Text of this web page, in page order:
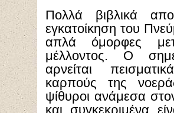
Πολλά βιβλικά
εγκατοίκηση του
απλά όμορφες
μέλλοντος. Ο
αρνείται
καρπούς της
ψίθυροι ανάμεσα
και συγκεκριμένα